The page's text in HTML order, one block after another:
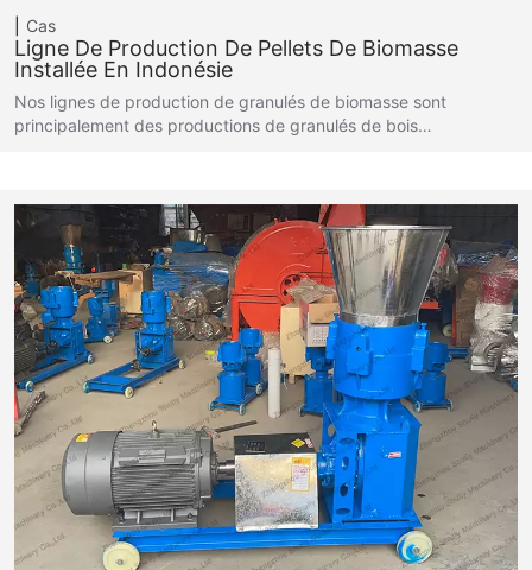
Cas
Ligne De Production De Pellets De Biomasse
Installée En Indonésie
Nos lignes de production de granulés de biomasse sont
principalement des productions de granulés de bois…